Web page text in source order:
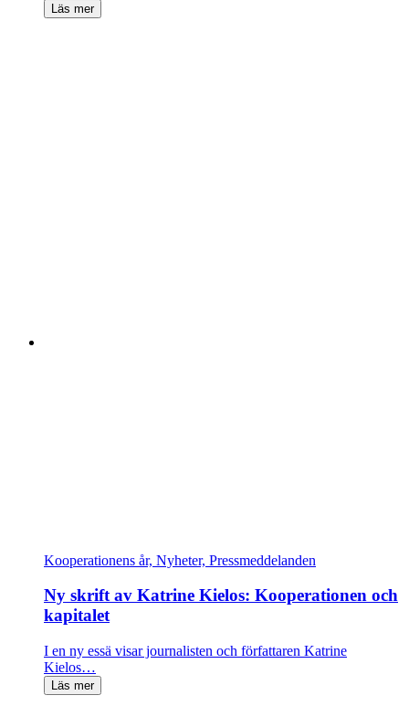
Läs mer
Kooperationens år, Nyheter, Pressmeddelanden
Ny skrift av Katrine Kielos: Kooperationen och
kapitalet
I en ny essä visar journalisten och författaren Katrine
Kielos…
Läs mer